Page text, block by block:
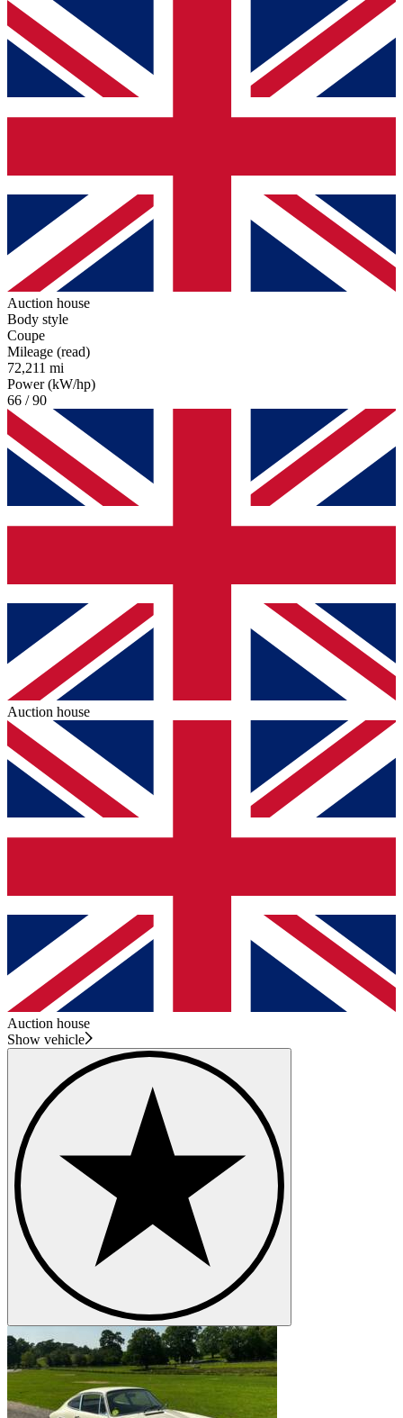
Auction house
Body style
Coupe
Mileage (read)
72,211 mi
Power (kW/hp)
66 / 90
Auction house
Auction house
Show vehicle